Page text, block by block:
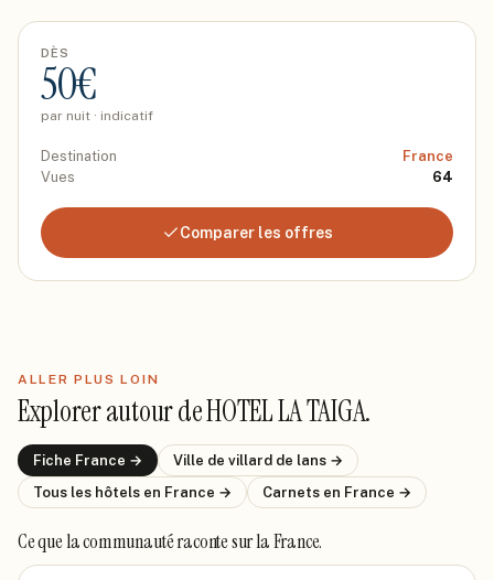
DÈS
50€
par nuit · indicatif
Destination
France
Vues
64
Comparer les offres
ALLER PLUS LOIN
Explorer autour deHOTEL LA TAIGA.
Fiche France → Ville de villard de lans →
Tous les hôtels en France → Carnets en France →
Ce que la communauté racontesur la France.